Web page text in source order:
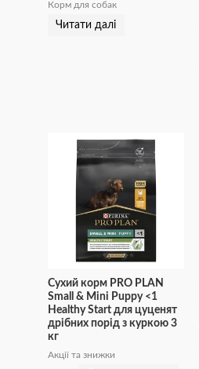
Корм для собак
Читати далі
Сухий корм PRO PLAN
Small & Mini Puppy <1
Healthy Start для цуценят
дрібних порід з куркою 3
кг
Акції та знижки